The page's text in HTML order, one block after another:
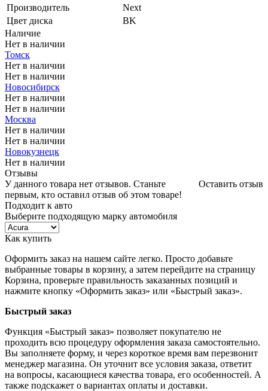
Производитель
Next
Цвет диска
BK
Наличие
Нет в наличии
Томск
Нет в наличии
Нет в наличии
Новосибирск
Нет в наличии
Нет в наличии
Москва
Нет в наличии
Нет в наличии
Новокузнецк
Нет в наличии
Отзывы
Оставить отзыв
У данного товара нет отзывов. Станьте
первым, кто оставил отзыв об этом товаре!
Подходит к авто
Выберите подходящую марку автомобиля
Как купить
Оформить заказ на нашем сайте легко. Просто добавьте
выбранные товары в корзину, а затем перейдите на страницу
Корзина, проверьте правильность заказанных позиций и
нажмите кнопку «Оформить заказ» или «Быстрый заказ».
Быстрый заказ
Функция «Быстрый заказ» позволяет покупателю не
проходить всю процедуру оформления заказа самостоятельно.
Вы заполняете форму, и через короткое время вам перезвонит
менеджер магазина. Он уточнит все условия заказа, ответит
на вопросы, касающиеся качества товара, его особенностей. А
также подскажет о вариантах оплаты и доставки.